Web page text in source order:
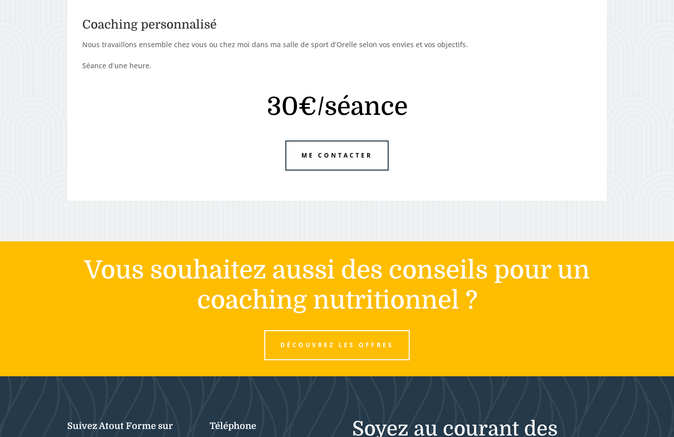
Coaching personnalisé
Nous travaillons ensemble chez vous ou chez moi dans ma salle de sport d’Orelle selon vos envies et vos objectifs.
Séance d’une heure.
30€/séance
ME CONTACTER
Vous souhaitez aussi des conseils pour un
coaching nutritionnel ?
DÉCOUVREZ LES OFFRES
Suivez Atout Forme sur Téléphone Soyez au courant des